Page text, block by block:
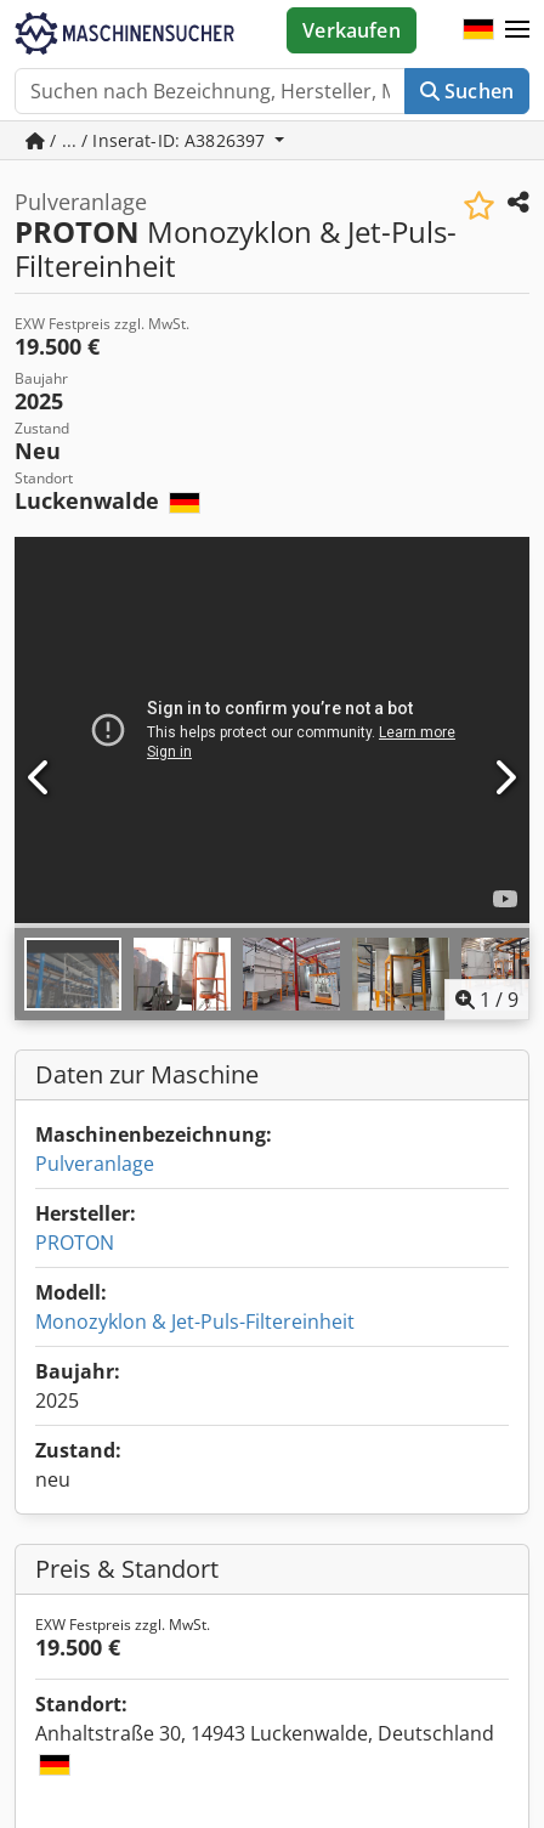
Suchen
Verkaufen
/ ... / Inserat-ID: A3826397
Pulveranlage
PROTON Monozyklon & Jet-Puls-
Filtereinheit
EXW Festpreis zzgl. MwSt.
19.500 €
Baujahr
2025
Zustand
Neu
Standort
Luckenwalde
1 /9
Daten zur Maschine
Maschinenbezeichnung:
Pulveranlage
Hersteller:
PROTON
Modell:
Monozyklon & Jet-Puls-Filtereinheit
Baujahr:
2025
Zustand:
neu
Preis & Standort
EXW Festpreis zzgl. MwSt.
19.500 €
Standort:
Anhaltstraße 30, 14943 Luckenwalde, Deutschland